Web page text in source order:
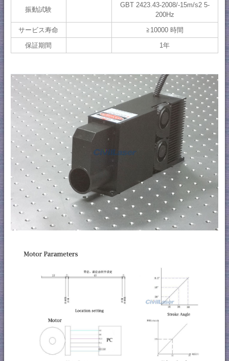
振動試験
GBT 2423.43-2008/-15m/s2 5-
200Hz
サービス寿命
≧10000 時間
保証期間
1年